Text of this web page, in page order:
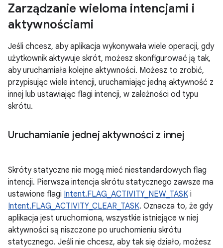
Zarządzanie wieloma intencjami i
aktywnościami
Jeśli chcesz, aby aplikacja wykonywała wiele operacji, gdy
użytkownik aktywuje skrót, możesz skonfigurować ją tak,
aby uruchamiała kolejne aktywności. Możesz to zrobić,
przypisując wiele intencji, uruchamiając jedną aktywność z
innej lub ustawiając flagi intencji, w zależności od typu
skrótu.
Uruchamianie jednej aktywności z innej
Skróty statyczne nie mogą mieć niestandardowych flag
intencji. Pierwsza intencja skrótu statycznego zawsze ma
ustawione flagi Intent.FLAG_ACTIVITY_NEW_TASK i
Intent.FLAG_ACTIVITY_CLEAR_TASK. Oznacza to, że gdy
aplikacja jest uruchomiona, wszystkie istniejące w niej
aktywności są niszczone po uruchomieniu skrótu
statycznego. Jeśli nie chcesz, aby tak się działo, możesz